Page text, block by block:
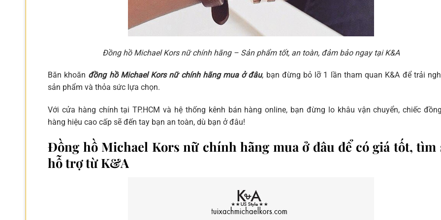
Đồng hồ Michael Kors nữ chính hãng – Sản phẩm tốt, an toàn, đảm bảo ngay tại K&A
Băn khoăn đồng hồ Michael Kors nữ chính hãng mua ở đâu, bạn đừng bỏ lỡ 1 lần tham quan K&A để trải
sản phẩm và thỏa sức lựa chọn.
Với cửa hàng chính tại TP.HCM và hệ thống kênh bán hàng online, bạn đừng lo khâu vận chuyển, chiếc
hàng hiệu cao cấp sẽ đến tay bạn an toàn, dù bạn ở đâu!
Đồng hồ Michael Kors nữ chính hãng mua ở đâu để có giá tốt, tìm
hỗ trợ từ K&A